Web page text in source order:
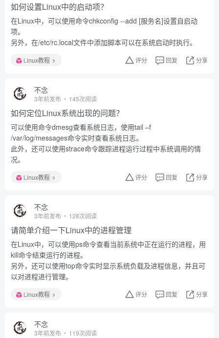
如何设置Linux中的启动项？
在Linux中，可以使用命令chkconfig --add [服务名]设置自启动
项。
另外，在/etc/rc.local文件中添加脚本可以在系统启动时执行。
Linux教程 评分 回复 分享
不念
3年前发布 145次阅读
如何定位Linux系统出现的问题？
可以使用命令dmesg查看系统日志，使用tail –f
/var/log/messages命令实时查看系统日志。
此外，还可以使用strace命令跟踪进程运行过程中系统调用的情
况。
Linux教程 评分 回复 分享
不念
3年前发布 128次阅读
请简单介绍一下Linux中的进程管理
在Linux中，可以使用ps命令查看当前系统中正在运行的进程，用
kill命令结束运行的进程。
另外，还可以使用top命令实时显示系统负载及进程信息，并且可
以对进程进行管理。
Linux教程 评分 回复 分享
不念
3年前发布 119次阅读